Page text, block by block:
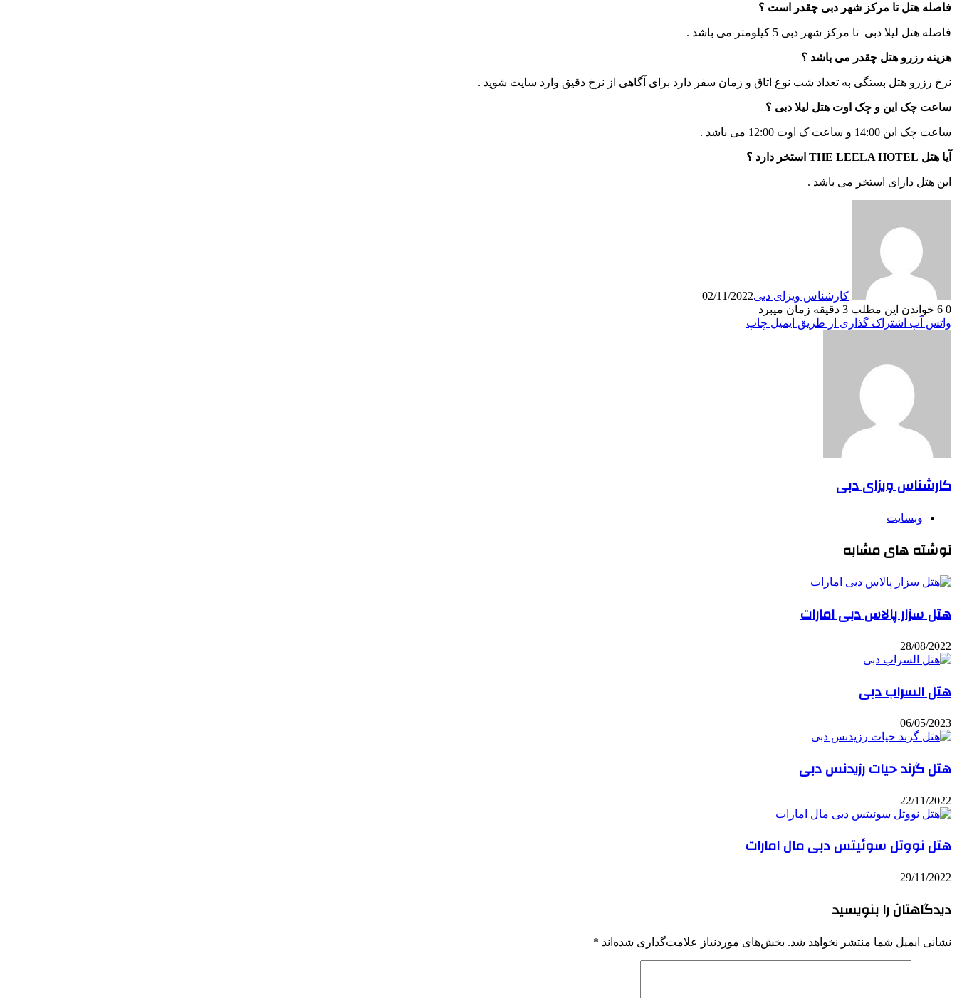
فاصله هتل تا مرکز شهر دبی چقدر است ؟
فاصله هتل لیلا دبی تا مرکز شهر دبی 5 کیلومتر می باشد .
هزینه رزرو هتل چقدر می باشد ؟
نرخ رزرو هتل بستگی به تعداد شب نوع اتاق و زمان سفر دارد برای آگاهی از نرخ دقیق وارد سایت شوید .
ساعت چک این و چک اوت هتل لیلا دبی ؟
ساعت چک این 14:00 و ساعت ک اوت 12:00 می باشد .
آیا هتل THE LEELA HOTEL استخر دارد ؟
این هتل دارای استخر می باشد .
کارشناس ویزای دبی02/11/2022
0
خواندن این مطلب 3 دقیقه زمان میبرد
واتس آپ اشتراک گذاری از طریق ایمیل چاپ
کارشناس ویزای دبی
وبسایت
نوشته های مشابه
هتل سزار پالاس دبی امارات
28/08/2022
هتل السراب دبی
06/05/2023
هتل گرند حیات رزیدنس دبی
22/11/2022
هتل نووتل سوئیتس دبی مال امارات
29/11/2022
دیدگاهتان را بنویسید
نشانی ایمیل شما منتشر نخواهد شد. بخش‌های موردنیاز علامت‌گذاری شده‌اند *